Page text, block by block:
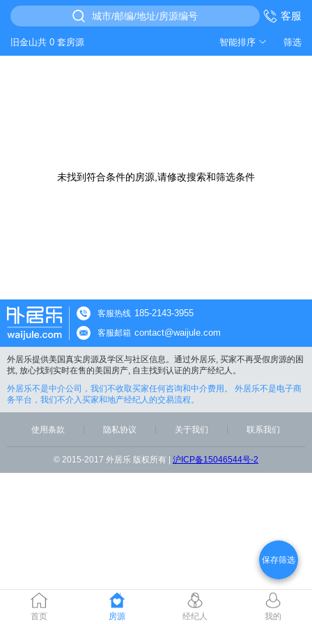
未找到符合条件的房源,请修改搜索和筛选条件
客服热线 185-2143-3955
客服邮箱 contact@waijule.com
外居乐提供美国真实房源及学区与社区信息。通过外居乐, 买家不再受假房源的困
扰, 放心找到实时在售的美国房产, 自主找到认证的房产经纪人。
外居乐不是中介公司，我们不收取买家任何咨询和中介费用。 外居乐不是电子商
务平台，我们不介入买家和地产经纪人的交易流程。
使用条款 隐私协议 关于我们 联系我们
© 2015-2017 外居乐 版权所有 | 沪ICP备15046544号-2
城市/邮编/地址/房源编号 客服
旧金山共 0 套房源 智能排序 筛选
首页 房源 经纪人 我的
保存筛选